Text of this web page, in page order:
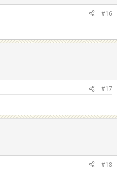
#16
#17
#18